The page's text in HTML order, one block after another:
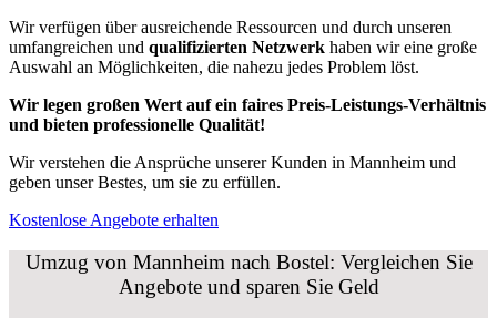
Wir verfügen über ausreichende Ressourcen und durch unseren
umfangreichen und qualifizierten Netzwerk haben wir eine große
Auswahl an Möglichkeiten, die nahezu jedes Problem löst.
Wir legen großen Wert auf ein faires Preis-Leistungs-Verhältnis
und bieten professionelle Qualität!
Wir verstehen die Ansprüche unserer Kunden in Mannheim und
geben unser Bestes, um sie zu erfüllen.
Kostenlose Angebote erhalten
Umzug von Mannheim nach Bostel: Vergleichen Sie
Angebote und sparen Sie Geld